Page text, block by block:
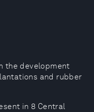
the development
and rubber
in 8 Central